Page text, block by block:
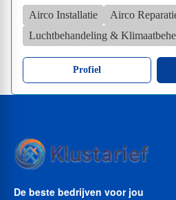
Airco Installatie
Airco
Luchtbehandeling &
Profiel
De beste bedrijven voor jou